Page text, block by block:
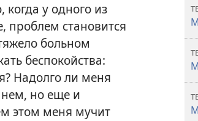
у одного из
проблем становится
больном
беспокойства:
Надолго ли меня
нем, но еще и
этом меня мучит